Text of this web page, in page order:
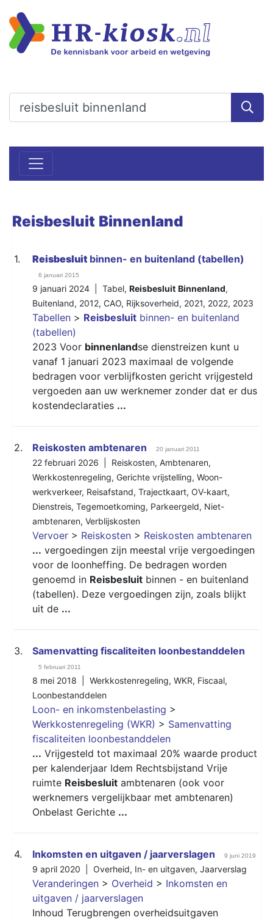
Reisbesluit Binnenland
1. Reisbesluit binnen- en buitenland (tabellen)
6 januari 2015
9 januari 2024 | Tabel, Reisbesluit Binnenland,
Buitenland, 2012, CAO, Rijksoverheid, 2021, 2022, 2023
Tabellen > Reisbesluit binnen- en buitenland
(tabellen)
2023 Voor binnenlandse dienstreizen kunt u
vanaf 1 januari 2023 maximaal de volgende
bedragen voor verblijfkosten gericht vrijgesteld
vergoeden aan uw werknemer zonder dat er dus
kostendeclaraties ...
2. Reiskosten ambtenaren 20 januari 2011
22 februari 2026 | Reiskosten, Ambtenaren,
Werkkostenregeling, Gerichte vrijstelling, Woon-
werkverkeer, Reisafstand, Trajectkaart, OV-kaart,
Dienstreis, Tegemoetkoming, Parkeergeld, Niet-
ambtenaren, Verblijskosten
Vervoer > Reiskosten > Reiskosten ambtenaren
... vergoedingen zijn meestal vrije vergoedingen
voor de loonheffing. De bedragen worden
genoemd in Reisbesluit binnen - en buitenland
(tabellen). Deze vergoedingen zijn, zoals blijkt
uit de ...
3. Samenvatting fiscaliteiten loonbestanddelen
5 februari 2011
8 mei 2018 | Werkkostenregeling, WKR, Fiscaal,
Loonbestanddelen
Loon- en inkomstenbelasting >
Werkkostenregeling (WKR) > Samenvatting
fiscaliteiten loonbestanddelen
... Vrijgesteld tot maximaal 20% waarde product
per kalenderjaar Idem Rechtsbijstand Vrije
ruimte Reisbesluit ambtenaren (ook voor
werknemers vergelijkbaar met ambtenaren)
Onbelast Gerichte ...
4. Inkomsten en uitgaven / jaarverslagen 9 juni 2019
9 april 2020 | Overheid, In- en uitgaven, Jaarverslag
Veranderingen > Overheid > Inkomsten en
uitgaven / jaarverslagen
Inhoud Terugbrengen overheidsuitgaven